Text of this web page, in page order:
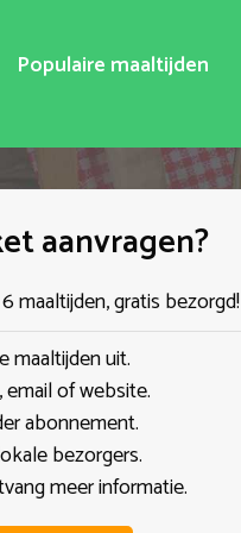
Populaire maaltijden
aanvragen?
maaltijden, gratis bezorgd!
maaltijden uit.
of website.
abonnement.
bezorgers.
meer informatie.